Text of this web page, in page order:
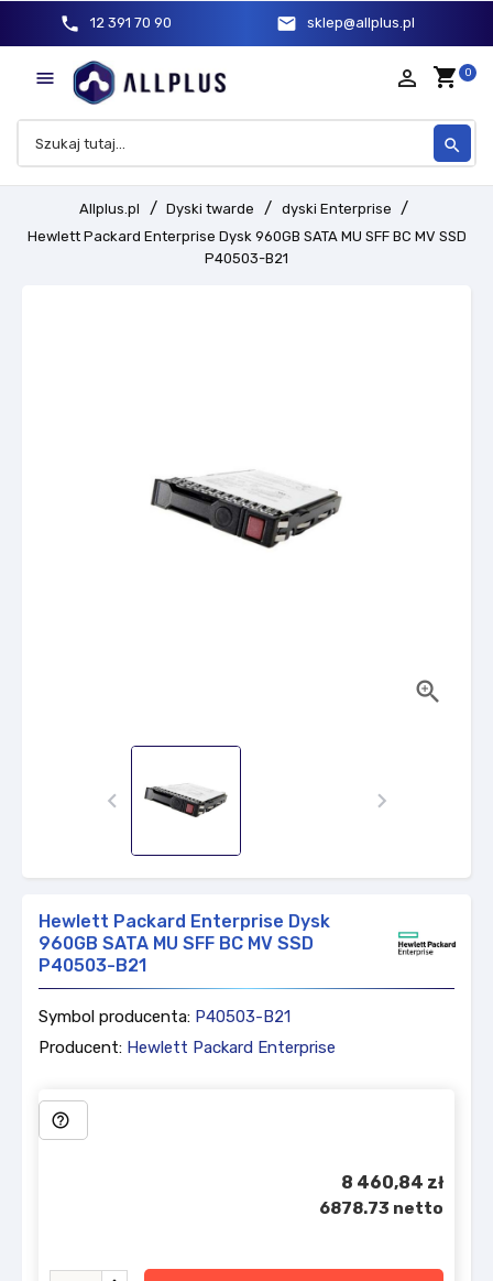
phone 12 391 70 90 mail sklep@allplus.pl
 shopping_cart 0
person_outline
search
Allplus.pl Dyski twarde
dyski Enterprise
Hewlett Packard Enterprise Dysk 960GB SATA MU SFF BC MV SSD
P40503-B21

 
Hewlett Packard Enterprise Dysk
960GB SATA MU SFF BC MV SSD
P40503-B21
Symbol producenta: P40503-B21
Producent: Hewlett Packard Enterprise
help_outline
8 460,84 zł
6878.73 netto